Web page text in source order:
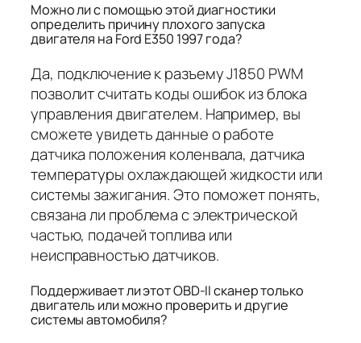
Можно ли с помощью этой диагностики
определить причину плохого запуска
двигателя на Ford E350 1997 года?
Да, подключение к разъему J1850 PWM
позволит считать коды ошибок из блока
управления двигателем. Например, вы
сможете увидеть данные о работе
датчика положения коленвала, датчика
температуры охлаждающей жидкости или
системы зажигания. Это поможет понять,
связана ли проблема с электрической
частью, подачей топлива или
неисправностью датчиков.
Поддерживает ли этот OBD-II сканер только
двигатель или можно проверить и другие
системы автомобиля?